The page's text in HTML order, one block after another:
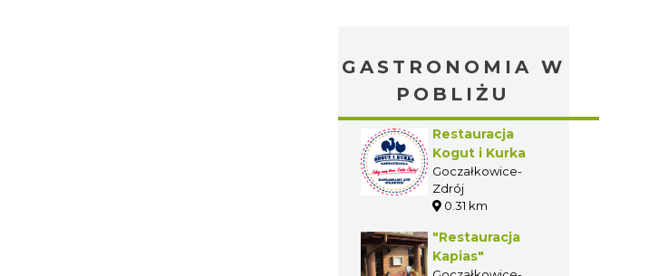
1 2 3 … 6
GASTRONOMIA W
POBLIŻU
Restauracja
Kogut i Kurka